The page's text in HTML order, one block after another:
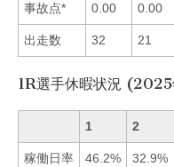
事故点* 0.00 0.00
出走数 32 21
1R選手休暇状況 (2025
1 2
稼働日率 46.2% 32.9%